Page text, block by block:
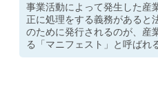
事業活動によって発生した産
正に処理をする義務があると
のために発行されるのが、産
る「マニフェスト」と呼ばれ
子マニフェストと紙マニフェ